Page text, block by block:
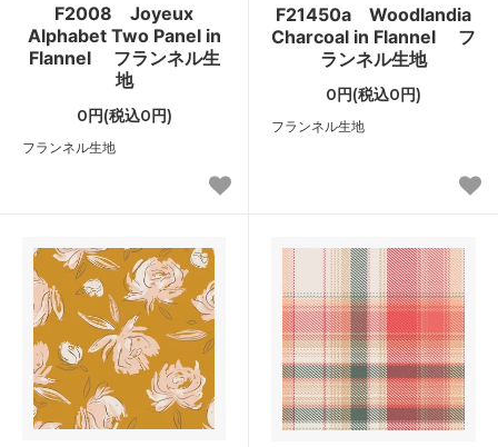
F2008 Joyeux
Alphabet Two Panel in
Flannel フランネル生
地
0円(税込0円)
フランネル生地
F21450a Woodlandia
Charcoal in Flannel フ
ランネル生地
0円(税込0円)
フランネル生地